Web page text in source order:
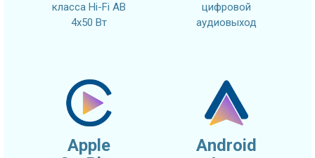
класса Hi-Fi AB
4x50 Вт
цифровой
аудиовыход
Apple
Android